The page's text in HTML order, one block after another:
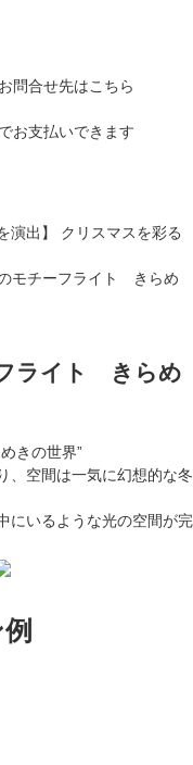
演出】 クリスマスを彩る
ライト きらめ
きの世界”
、空間は一気に幻想的な冬
にいるような光の空間が完